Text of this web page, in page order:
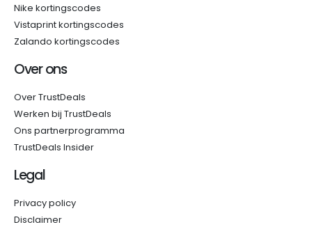
Nike kortingscodes
Vistaprint kortingscodes
Zalando kortingscodes
Over ons
Over TrustDeals
Werken bij TrustDeals
Ons partnerprogramma
TrustDeals Insider
Legal
Privacy policy
Disclaimer